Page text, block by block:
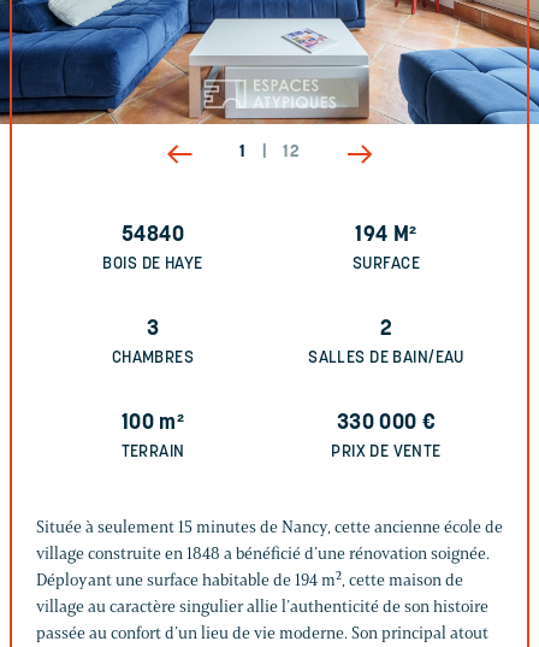
1 12
54840
BOIS DE HAYE
194 M²
SURFACE
3
CHAMBRES
2
SALLES DE BAIN/EAU
100 m²
TERRAIN
330 000 €
PRIX DE VENTE
Située à seulement 15 minutes de Nancy, cette ancienne école de
village construite en 1848 a bénéficié d’une rénovation soignée.
Déployant une surface habitable de 194 m², cette maison de
village au caractère singulier allie l’authenticité de son histoire
passée au confort d’un lieu de vie moderne. Son principal atout